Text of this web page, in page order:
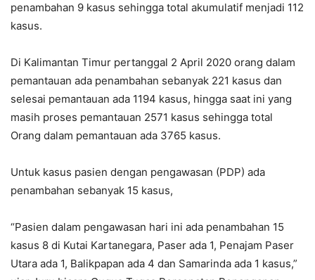
penambahan 9 kasus sehingga total akumulatif menjadi 112
kasus.
Di Kalimantan Timur pertanggal 2 April 2020 orang dalam
pemantauan ada penambahan sebanyak 221 kasus dan
selesai pemantauan ada 1194 kasus, hingga saat ini yang
masih proses pemantauan 2571 kasus sehingga total
Orang dalam pemantauan ada 3765 kasus.
Untuk kasus pasien dengan pengawasan (PDP) ada
penambahan sebanyak 15 kasus,
“Pasien dalam pengawasan hari ini ada penambahan 15
kasus 8 di Kutai Kartanegara, Paser ada 1, Penajam Paser
Utara ada 1, Balikpapan ada 4 dan Samarinda ada 1 kasus,”